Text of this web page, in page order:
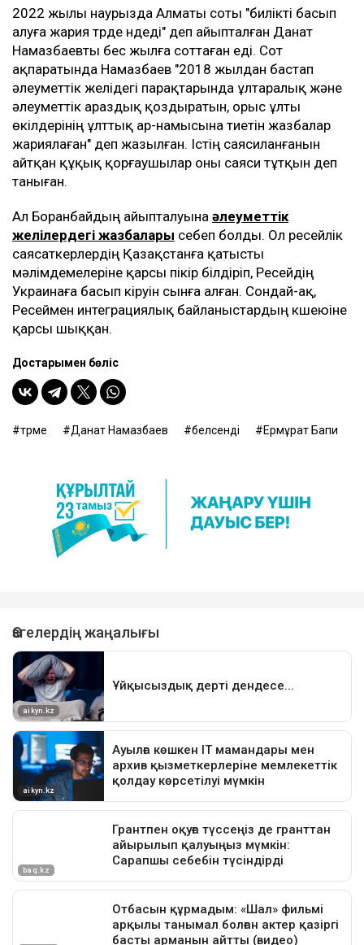
2022 жылы наурызда Алматы соты "билікті басып
алуға жария түрде үндеді" деп айыпталған Данат
Намазбаевты бес жылға соттаған еді. Сот
ақпаратында Намазбаев "2018 жылдан бастап
әлеуметтік желідегі парақтарында ұлтаралық және
әлеуметтік араздық қоздыратын, орыс ұлты
өкілдерінің ұлттық ар-намысына тиетін жазбалар
жариялаған" деп жазылған. Істің саясиланғанын
айтқан құқық қорғаушылар оны саяси тұтқын деп
таныған.
Ал Боранбайдың айыпталуына әлеуметтік
желілердегі жазбалары себеп болды. Ол ресейлік
саясаткерлердің Қазақстанға қатысты
мәлімдемелеріне қарсы пікір білдіріп, Ресейдің
Украинаға басып кіруін сынға алған. Сондай-ақ,
Ресеймен интеграциялық байланыстардың күшеюіне
қарсы шыққан.
Достарыңмен бөліс
түрме Данат Намазбаев белсенді Ермұрат Бапи